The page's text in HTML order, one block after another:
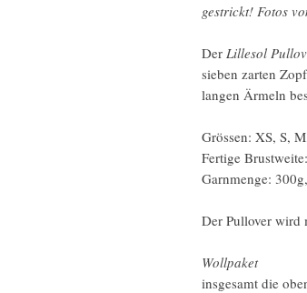
gestrickt! Fotos
Der Lillesol
sieben zarten
langen Ärmeln
Grössen: XS, S,
Fertige
Garnmenge:
Der Pullover wird
Wollpaket
insgesamt die